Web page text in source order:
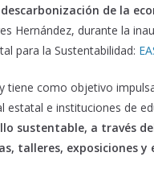
de la
Hernández, durante la
para la Sustentabilidad:
tiene como objetivo
e instituciones de
sustentable, a través
talleres, exposiciones y